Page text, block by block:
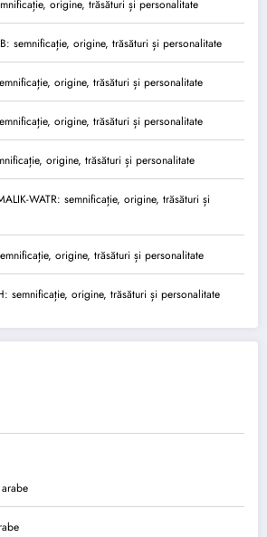
origine, trăsături și personalitate
semnificație, origine, trăsături și personalitate
origine, trăsături și personalitate
origine, trăsături și personalitate
origine, trăsături și personalitate
WATR: semnificație, origine, trăsături și
origine, trăsături și personalitate
semnificație, origine, trăsături și personalitate